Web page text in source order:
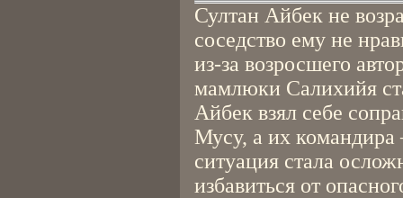
Султан Айбек не
соседство ему не
из-за возросшего
мамлюки Салихийя
Айбек взял себе
Мусу, а их
ситуация стала
избавиться от